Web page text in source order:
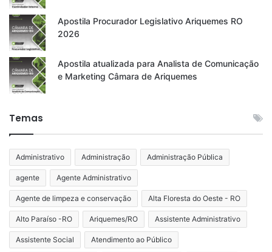
Apostila Procurador Legislativo Ariquemes RO
2026
Apostila atualizada para Analista de Comunicação
e Marketing Câmara de Ariquemes
Temas
Administrativo Administração Administração Pública
agente Agente Administrativo
Agente de limpeza e conservação Alta Floresta do Oeste - RO
Alto Paraíso -RO Ariquemes/RO Assistente Administrativo
Assistente Social Atendimento ao Público